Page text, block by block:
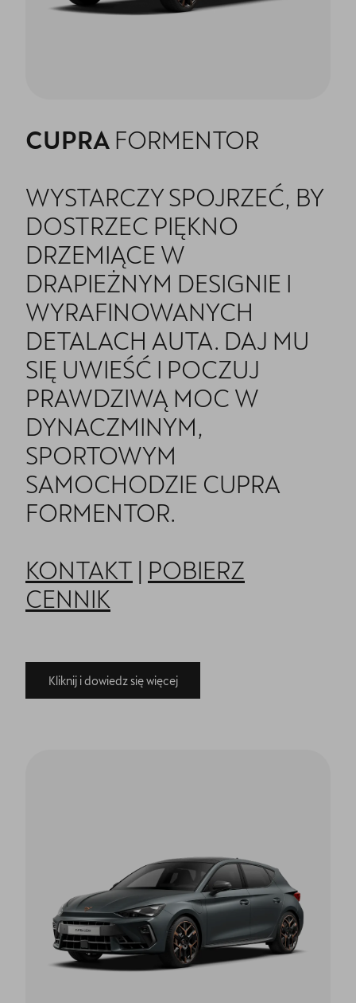
CUPRA FORMENTOR
WYSTARCZY SPOJRZEĆ, BY
DOSTRZEC PIĘKNO
DRZEMIĄCE W
DRAPIEŻNYM DESIGNIE I
WYRAFINOWANYCH
DETALACH AUTA. DAJ MU
SIĘ UWIEŚĆ I POCZUJ
PRAWDZIWĄ MOC W
DYNACZMINYM,
SPORTOWYM
SAMOCHODZIE CUPRA
FORMENTOR.
KONTAKT | POBIERZ
CENNIK
Kliknij i dowiedz się więcej